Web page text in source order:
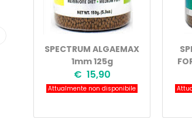
SPECTRUM ALGAEMAX
1mm 125g
€ 15,90
Attualmente non disponibile